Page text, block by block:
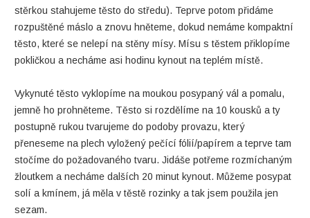
stěrkou stahujeme těsto do středu). Teprve potom přidáme
rozpuštěné máslo a znovu hněteme, dokud nemáme kompaktní
těsto, které se nelepí na stěny mísy. Mísu s těstem přiklopíme
pokličkou a necháme asi hodinu kynout na teplém místě.
Vykynuté těsto vyklopíme na moukou posypaný vál a pomalu,
jemně ho prohněteme. Těsto si rozdělíme na 10 kousků a ty
postupně rukou tvarujeme do podoby provazu, který
přeneseme na plech vyložený pečící fólií/papírem a teprve tam
stočíme do požadovaného tvaru. Jidáše potřeme rozmíchaným
žloutkem a necháme dalších 20 minut kynout. Můžeme posypat
solí a kmínem, já měla v těstě rozinky a tak jsem použila jen
sezam.